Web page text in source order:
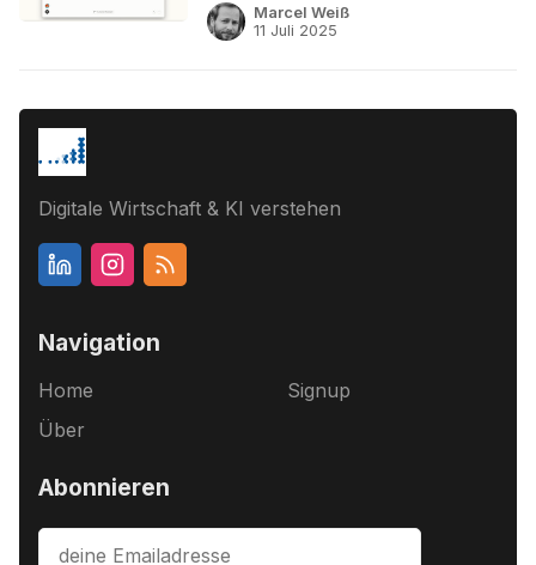
Marcel Weiß
11 Juli 2025
Digitale Wirtschaft & KI verstehen
Navigation
Home
Über
Signup
Abonnieren